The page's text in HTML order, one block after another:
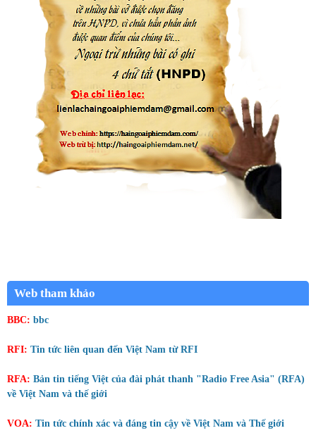
Web tham khảo
BBC: bbc
RFI: Tin tức liên quan đến Việt Nam từ RFI
RFA: Bản tin tiếng Việt của đài phát thanh "Radio Free Asia" (RFA)
về Việt Nam và thế giới
VOA: Tin tức chính xác và đáng tin cậy về Việt Nam và Thế giới